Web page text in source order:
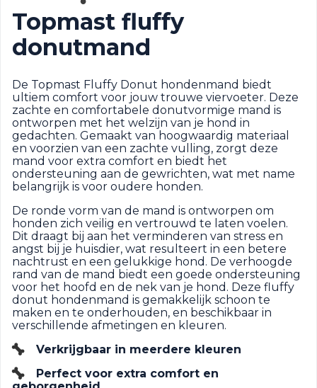
Topmast fluffy
donutmand
De Topmast Fluffy Donut hondenmand biedt
ultiem comfort voor jouw trouwe viervoeter. Deze
zachte en comfortabele donutvormige mand is
ontworpen met het welzijn van je hond in
gedachten. Gemaakt van hoogwaardig materiaal
en voorzien van een zachte vulling, zorgt deze
mand voor extra comfort en biedt het
ondersteuning aan de gewrichten, wat met name
belangrijk is voor oudere honden.
De ronde vorm van de mand is ontworpen om
honden zich veilig en vertrouwd te laten voelen.
Dit draagt bij aan het verminderen van stress en
angst bij je huisdier, wat resulteert in een betere
nachtrust en een gelukkige hond. De verhoogde
rand van de mand biedt een goede ondersteuning
voor het hoofd en de nek van je hond. Deze fluffy
donut hondenmand is gemakkelijk schoon te
maken en te onderhouden, en beschikbaar in
verschillende afmetingen en kleuren.
Verkrijgbaar in meerdere kleuren
Perfect voor extra comfort en